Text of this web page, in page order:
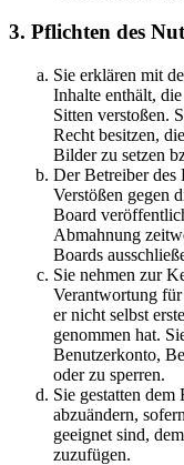
3. Pflichten des
Sie erklären mit
Inhalte enthält,
Sitten verstoßen.
Recht besitzen,
Bilder zu setzen
Der Betreiber des
Verstößen gegen
Board
Abmahnung
Boards
Sie nehmen zur
Verantwortung
er nicht selbst
genommen hat.
Benutzerkonto,
oder zu sperren.
Sie gestatten
abzuändern,
geeignet sind,
zuzufügen.